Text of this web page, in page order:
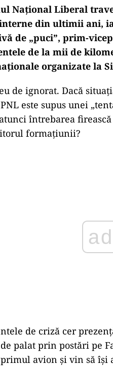
Național Liberal
din ultimii ani,
de „puci”, prim-
de la mii de
organizate la
de ignorat. Dacă
este supus unei
întrebarea firească
formațiunii?
de criză cer
palat prin postări pe
avion și vin să își